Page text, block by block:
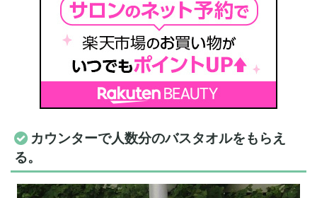
カウンターで人数分のバスタオルをもらえ
る。